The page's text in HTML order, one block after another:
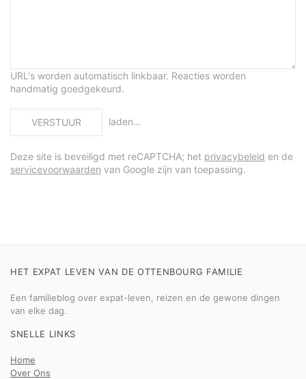
URL's worden automatisch linkbaar. Reacties worden
handmatig goedgekeurd.
VERSTUUR laden…
Deze site is beveiligd met reCAPTCHA; het privacybeleid en de
servicevoorwaarden van Google zijn van toepassing.
HET EXPAT LEVEN VAN DE OTTENBOURG FAMILIE
Een familieblog over expat-leven, reizen en de gewone dingen
van elke dag.
SNELLE LINKS
Home
Over Ons